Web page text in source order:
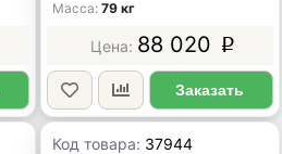
Масса 79 кг
88 020 p
Заказать
Код товара: 37944